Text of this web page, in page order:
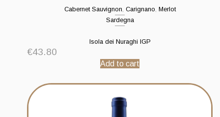
Cabernet Sauvignon, Carignano, Merlot
Sardegna
Isola dei Nuraghi IGP
€43.80
Add to cart